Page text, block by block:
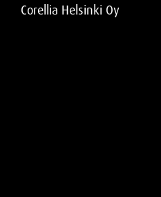
Corellia Helsinki Oy